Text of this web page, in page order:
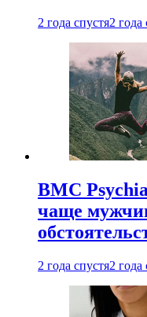
2 года спустя2 года
BMC
чаще
2 года спустя2 года